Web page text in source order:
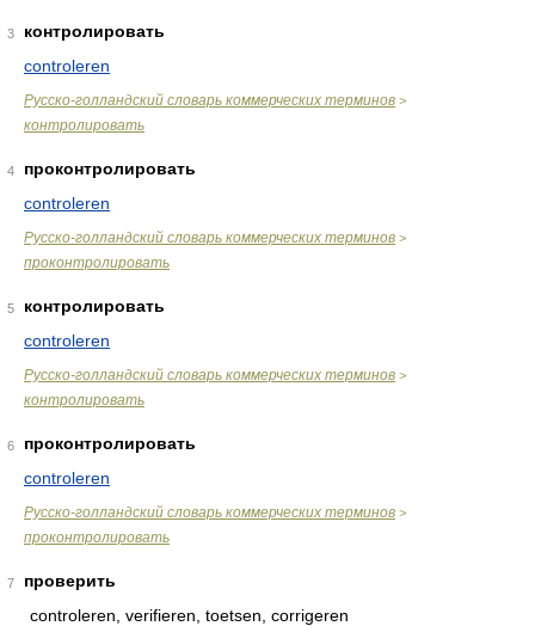
3
контролировать
controleren
Русско-голландский словарь коммерческих терминов >
контролировать
4
проконтролировать
controleren
Русско-голландский словарь коммерческих терминов >
проконтролировать
5
контролировать
controleren
Русско-голландский словарь коммерческих терминов >
контролировать
6
проконтролировать
controleren
Русско-голландский словарь коммерческих терминов >
проконтролировать
7
проверить
controleren, verifieren, toetsen, corrigeren